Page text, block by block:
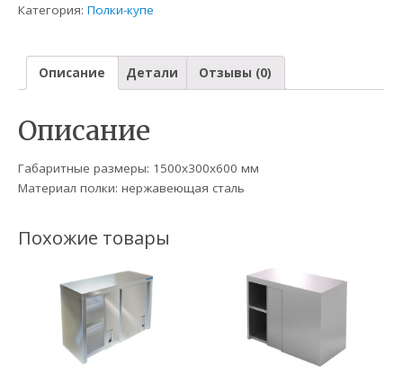
Категория:Полки-купе
Описание Детали Отзывы (0)
Описание
Габаритные размеры: 1500х300х600 мм
Материал полки: нержавеющая сталь
Похожие товары